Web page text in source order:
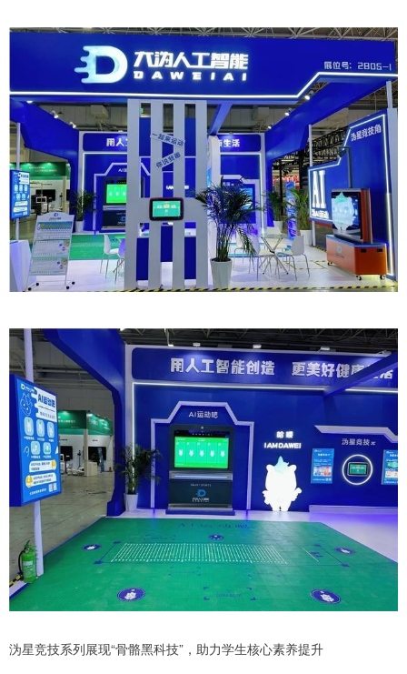
沩星竞技系列展现“骨骼黑科技”，助力学生核心素养提升